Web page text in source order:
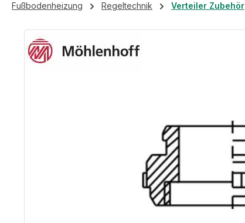
Fußbodenheizung Regeltechnik Verteiler Zubehör
Bildergalerie überspringen